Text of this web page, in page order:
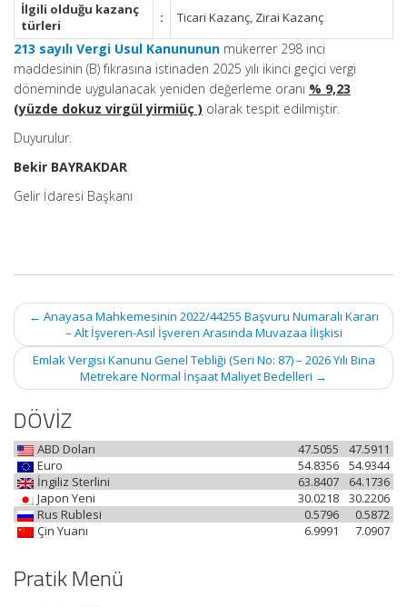
İlgili olduğu kazanç
türleri
: Ticari Kazanç, Zirai Kazanç
213 sayılı Vergi Usul Kanununun mükerrer 298 inci
maddesinin (B) fıkrasına istinaden 2025 yılı ikinci geçici vergi
döneminde uygulanacak yeniden değerleme oranı % 9,23
(yüzde dokuz virgül yirmiüç ) olarak tespit edilmiştir.
Duyurulur.
Bekir BAYRAKDAR
Gelir İdaresi Başkanı
Post
navigation
← Anayasa Mahkemesinin 2022/44255 Başvuru Numaralı Kararı
– Alt İşveren-Asıl İşveren Arasında Muvazaa İlişkisi
Emlak Vergisi Kanunu Genel Tebliği (Seri No: 87) – 2026 Yılı Bina
Metrekare Normal İnşaat Maliyet Bedelleri →
DÖVİZ
ABD Doları 47.5911
47.5055
Euro
54.9344
54.8356
İngiliz Sterlini
64.1736
63.8407
Japon Yeni
30.2206
30.0218
Rus Rublesi
0.5872
0.5796
Çin Yuanı
7.0907
6.9991
Pratik Menü